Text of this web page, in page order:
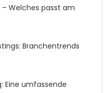
– Welches passt am
Branchentrends
Eine umfassende